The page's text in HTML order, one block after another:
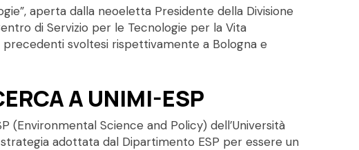
aperta dalla neoeletta Presidente della Divisione
di Servizio per le Tecnologie per la Vita
precedenti svoltesi rispettivamente a Bologna e
A UNIMI-ESP
(Environmental Science and Policy) dell’Università
adottata dal Dipartimento ESP per essere un